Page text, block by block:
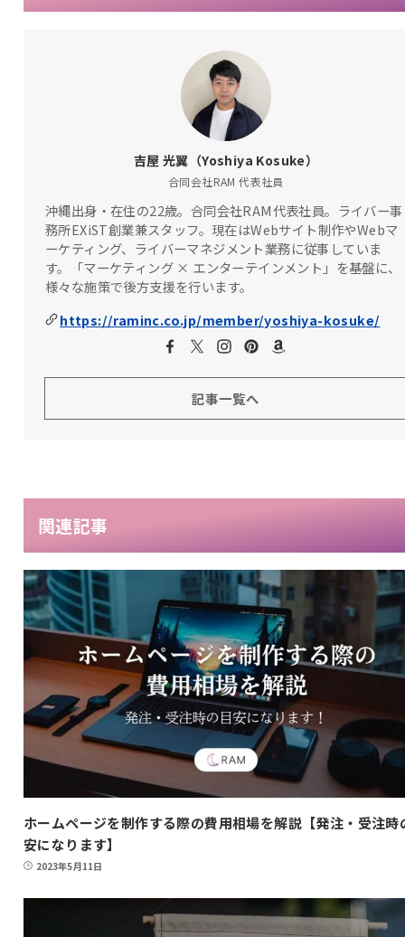
吉屋 光翼（Yoshiya Kosuke）
合同会社RAM 代表社員
沖縄出身・在住の22歳。合同会社RAM代表社員。ライバー事
務所EXiST創業兼スタッフ。現在はWebサイト制作やWebマ
ーケティング、ライバーマネジメント業務に従事していま
す。「マーケティング × エンターテインメント」を基盤に、
様々な施策で後方支援を行います。
https://raminc.co.jp/member/yoshiya-kosuke/
記事一覧へ
関連記事
ホームページを制作する際の費用相場を解説【発注・受注時
安になります】
2023年5月11日